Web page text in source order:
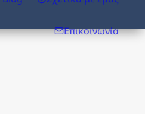
Επικοινωνία